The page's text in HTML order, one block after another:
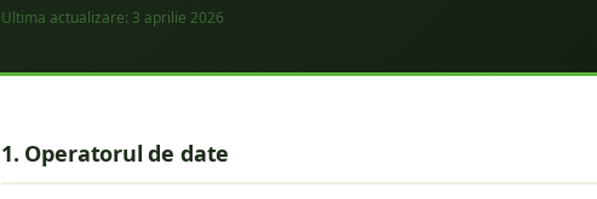
Ultima actualizare: 3 aprilie 2026
1. Operatorul de date